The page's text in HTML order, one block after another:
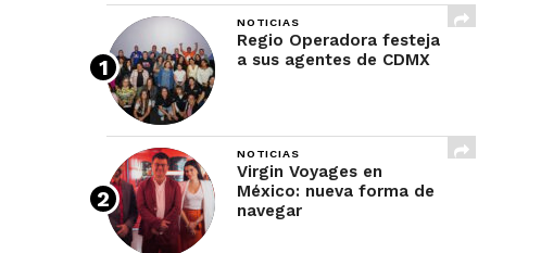
NOTICIAS
Regio Operadora festeja
a sus agentes de CDMX
NOTICIAS
Virgin Voyages en
México: nueva forma de
navegar